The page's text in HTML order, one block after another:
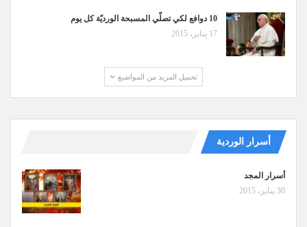
10 دوافع لكي تصلّي المسبحة الورديّة كل يوم
17 يناير، 2015
تحميل المزيد من المواضيع
أسرار الوردية
أسرار المجد
30 يناير، 2015